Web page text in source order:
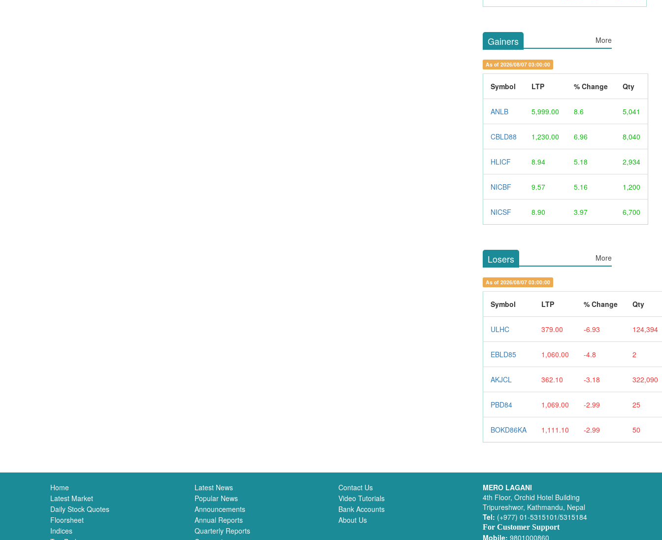
Gainers More
As of 2026/08/07 03:00:00
Symbol LTP % Change Qty
ANLB 5,999.00 8.6 5,041
CBLD88 1,230.00 6.96 8,040
HLICF 8.94 5.18 2,934
NICBF 9.57 5.16 1,200
NICSF 8.90 3.97 6,700
Losers More
As of 2026/08/07 03:00:00
Symbol LTP % Change Qty
ULHC 379.00 -6.93 124,394
EBLD85 1,060.00 -4.8 2
AKJCL 362.10 -3.18 322,090
PBD84 1,069.00 -2.99 25
BOKD86KA 1,111.10 -2.99 50
Home
Latest Market
Daily Stock Quotes
Floorsheet
Indices
Latest News
Popular News
Announcements
Annual Reports
Quarterly Reports
Contact Us
Video Tutorials
Bank Accounts
About Us
MERO LAGANI
4th Floor, Orchid Hotel Building
Tripureshwor, Kathmandu, Nepal
Tel: (+977) 01-5315101/5315184
For Customer Support
Mobile: 9801000860